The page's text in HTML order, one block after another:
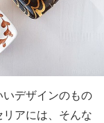
デザインのもの
アには、そんな